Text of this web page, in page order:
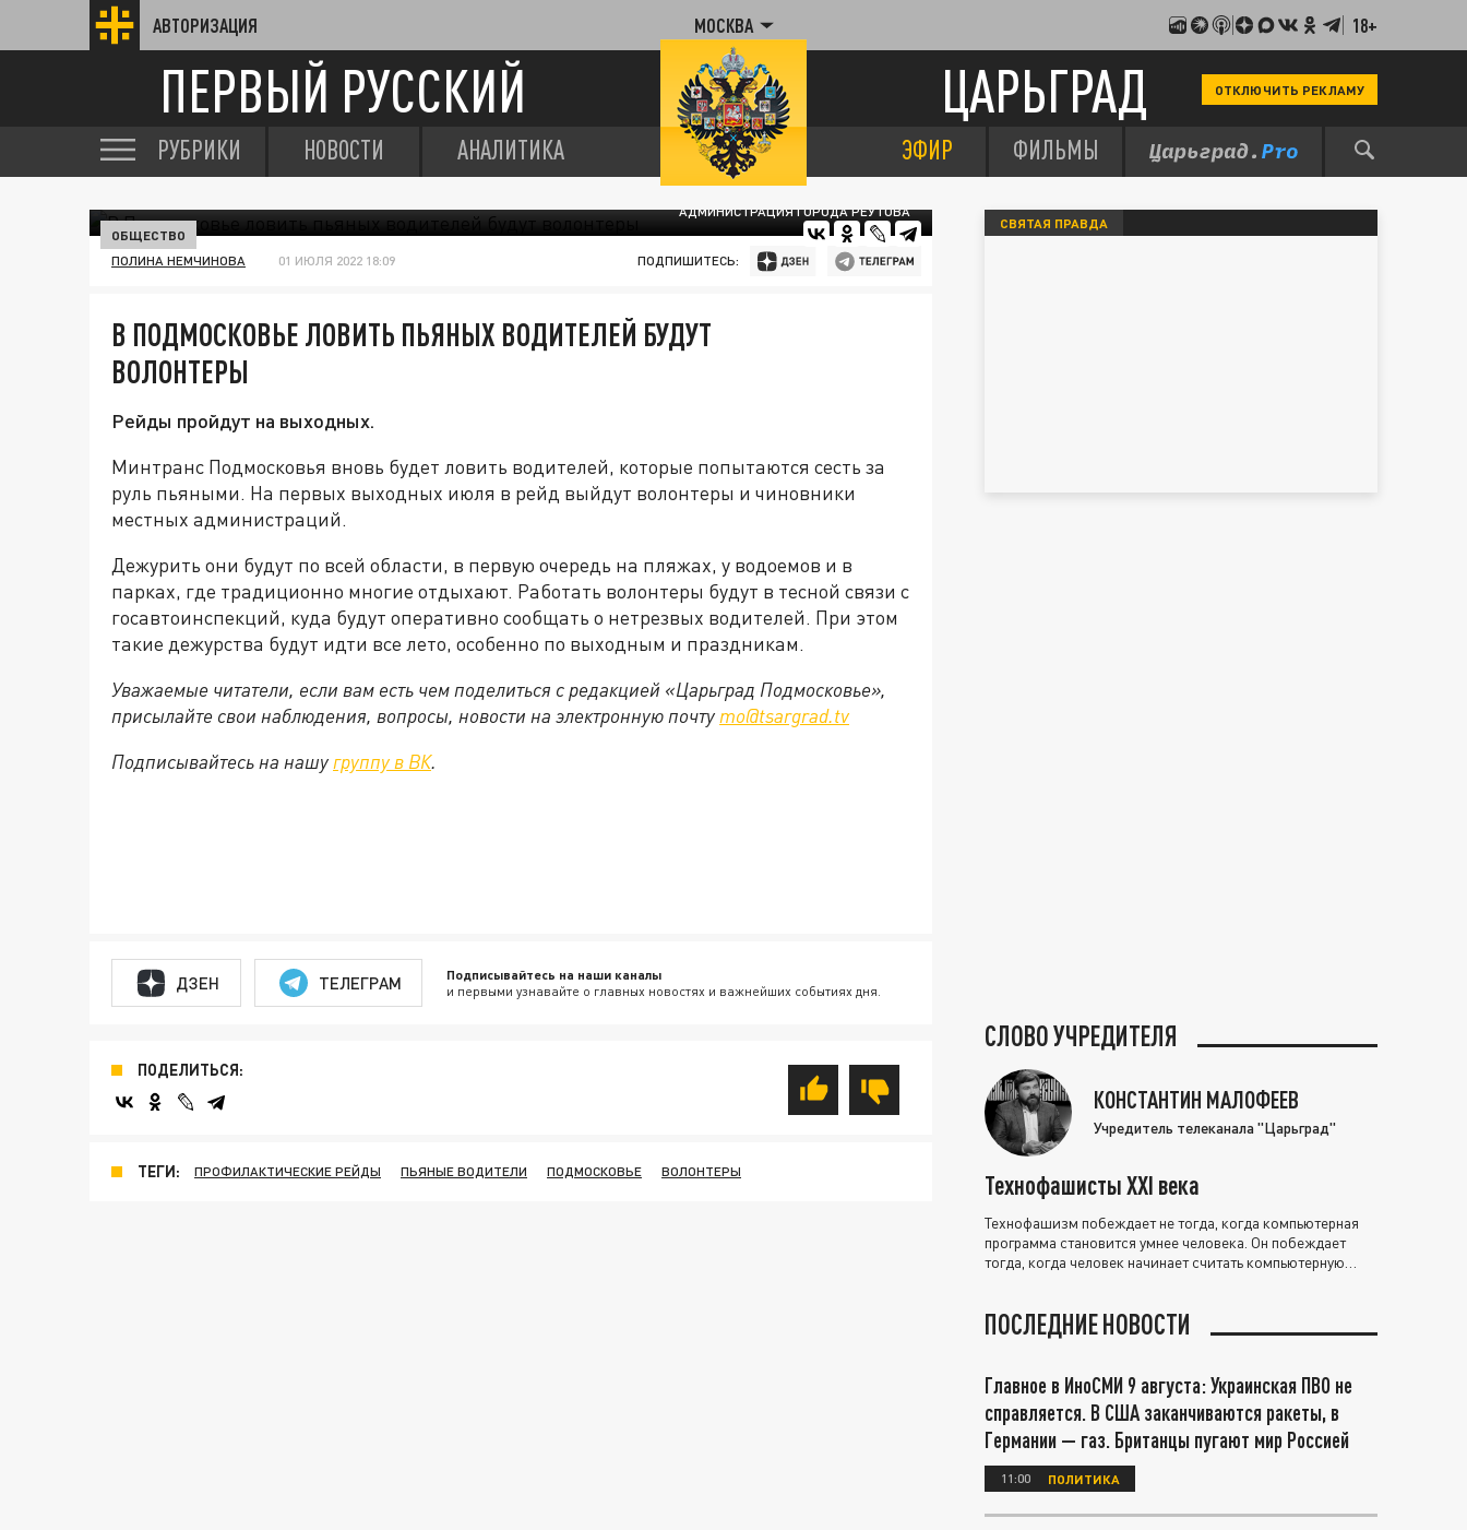
АВТОРИЗАЦИЯ МОСКВА 18+
ПЕРВЫЙ РУССКИЙ ЦАРЬГРАД ОТКЛЮЧИТЬ РЕКЛАМУ
РУБРИКИ НОВОСТИ АНАЛИТИКА ЭФИР ФИЛЬМЫ
АДМИНИСТРАЦИЯ ГОРОДА РЕУТОВА
ОБЩЕСТВО
ПОЛИНА НЕМЧИНОВА 01 ИЮЛЯ 2022 18:09 ПОДПИШИТЕСЬ:
В ПОДМОСКОВЬЕ ЛОВИТЬ ПЬЯНЫХ ВОДИТЕЛЕЙ БУДУТ
ВОЛОНТЕРЫ
Рейды пройдут на выходных.
Минтранс Подмосковья вновь будет ловить водителей, которые попытаются сесть за
руль пьяными. На первых выходных июля в рейд выйдут волонтеры и чиновники
местных администраций.
Дежурить они будут по всей области, в первую очередь на пляжах, у водоемов и в
парках, где традиционно многие отдыхают. Работать волонтеры будут в тесной связи с
госавтоинспекций, куда будут оперативно сообщать о нетрезвых водителей. При этом
такие дежурства будут идти все лето, особенно по выходным и праздникам.
Уважаемые читатели, если вам есть чем поделиться с редакцией «Царьград Подмосковье»,
присылайте свои наблюдения, вопросы, новости на электронную почту mo@tsargrad.tv
Подписывайтесь на нашу группу в ВК.
ДЗЕН ТЕЛЕГРАМ Подписывайтесь на наши каналы
и первыми узнавайте о главных новостях и важнейших событиях дня.
ПОДЕЛИТЬСЯ:
ТЕГИ: ПРОФИЛАКТИЧЕСКИЕ РЕЙДЫ ПЬЯНЫЕ ВОДИТЕЛИ ПОДМОСКОВЬЕ ВОЛОНТЕРЫ
СВЯТАЯ ПРАВДА
СЛОВО УЧРЕДИТЕЛЯ
КОНСТАНТИН МАЛОФЕЕВ
Учредитель телеканала "Царьград"
Технофашисты XXI века
Технофашизм побеждает не тогда, когда компьютерная
программа становится умнее человека. Он побеждает
тогда, когда человек начинает считать компьютерную
ПОСЛЕДНИЕ НОВОСТИ
Главное в ИноСМИ 9 августа: Украинская ПВО не
справляется. В США заканчиваются ракеты, в
Германии — газ. Британцы пугают мир Россией
11:00 ПОЛИТИКА